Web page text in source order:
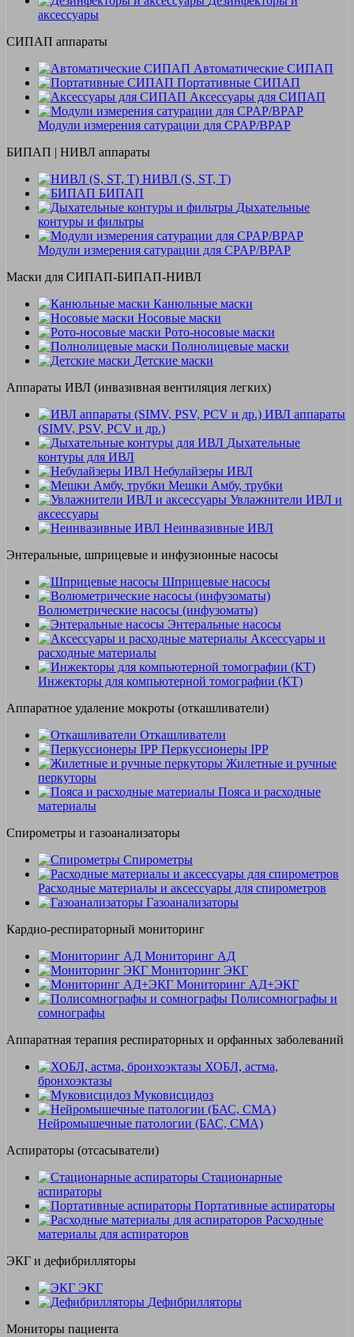
аксессуары
СИПАП аппараты
Автоматические СИПАП
Портативные СИПАП
Аксессуары для СИПАП
Модули измерения сатурации для CPAP/BPAP
БИПАП | НИВЛ аппараты
НИВЛ (S, ST, T)
БИПАП
Дыхательные
контуры и фильтры
Модули измерения сатурации для CPAP/BPAP
Маски для СИПАП-БИПАП-НИВЛ
Канюльные маски
Носовые маски
Рото-носовые маски
Полнолицевые маски
Детские маски
Аппараты ИВЛ (инвазивная вентиляция легких)
ИВЛ аппараты
(SIMV, PSV, PCV и др.)
Дыхательные
контуры для ИВЛ
Небулайзеры ИВЛ
Мешки Амбу, трубки
Увлажнители ИВЛ и
аксессуары
Неинвазивные ИВЛ
Энтеральные, шприцевые и инфузионные насосы
Шприцевые насосы
Волюметрические насосы (инфузоматы)
Энтеральные насосы
Аксессуары и
расходные материалы
Инжекторы для компьютерной томографии (КТ)
Аппаратное удаление мокроты (откашливатели)
Откашливатели
Перкуссионеры IPP
Жилетные и ручные
перкуторы
Пояса и расходные
материалы
Спирометры и газоанализаторы
Спирометры
Расходные материалы и аксессуары для спирометров
Газоанализаторы
Кардио-респираторный мониторинг
Мониторинг АД
Мониторинг ЭКГ
Мониторинг АД+ЭКГ
Полисомнографы и
сомнографы
Аппаратная терапия респираторных и орфанных заболеваний
ХОБЛ, астма,
бронхоэктазы
Муковисцидоз
Нейромышечные патологии (БАС, СМА)
Аспираторы (отсасыватели)
Стационарные
аспираторы
Портативные аспираторы
Расходные
материалы для аспираторов
ЭКГ и дефибрилляторы
ЭКГ
Дефибрилляторы
Мониторы пациента